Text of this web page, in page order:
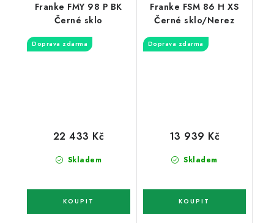
Franke FMY 98 P BK
Černé sklo
Doprava zdarma
Skladem
22 433 Kč
Franke FSM 86 H XS
Černé sklo/Nerez
Doprava zdarma
Skladem
13 939 Kč